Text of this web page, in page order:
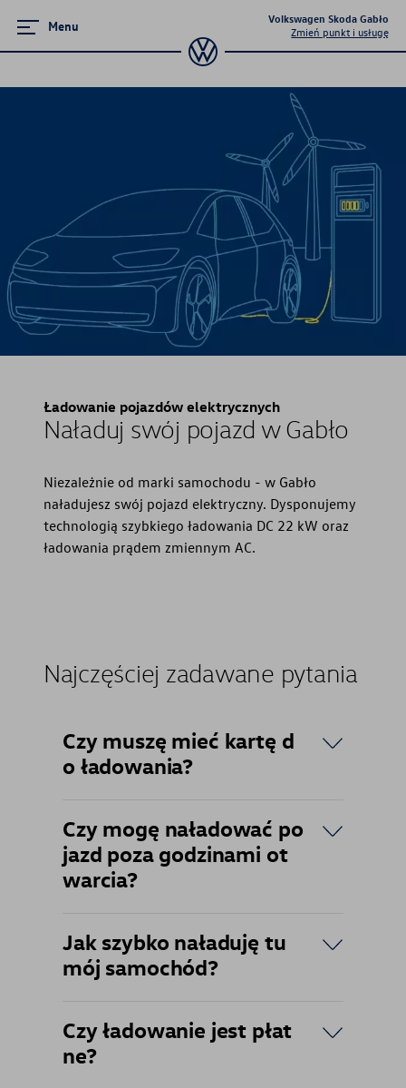
Menu
Volkswagen Skoda Gabło
Zmień punkt i usługę
Serwis blacharsko-lakierniczy
Serwis samochodów dostawczych
Poznaj fanów Volkswagena
Ładowanie pojazdów elektrycznych
Korzyści autoryzowanego
serwisowania
Oferty sezonowe
Ładowanie pojazdów elektrycznych
Naładuj swój pojazd w Gabło
Niezależnie od marki samochodu - w Gabło
naładujesz swój pojazd elektryczny. Dysponujemy
technologią szybkiego ładowania DC 22 kW oraz
ładowania prądem zmiennym AC.
Najczęściej zadawane pytania
Czy muszę mieć kartę d
o ładowania?
Czy mogę naładować po
jazd poza godzinami ot
warcia?
Jak szybko naładuję tu
mój samochód?
Czy ładowanie jest płat
ne?